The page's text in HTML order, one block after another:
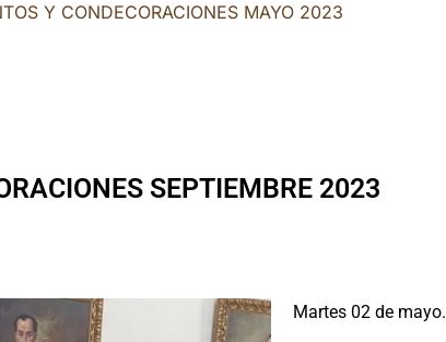
Y CONDECORACIONES MAYO 2023
SEPTIEMBRE 2023
Martes 02 de mayo.